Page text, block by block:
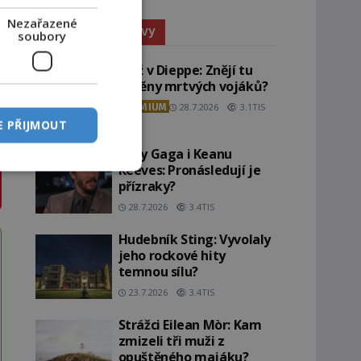
Paranormální jevy
Pláž v Dieppe: Znějí tu
ozvěny mrtvých vojáků?
PREMIUM 28.7.2026 3.1TIS
Lady Gaga i Keanu
Reeves: Pronásledují je
přízraky?
28.7.2026 3.4TIS
Hudebník Sting: Vyvolaly
jeho rockové hity
temnou sílu?
23.7.2026 3.4TIS
Strážci Eilean Mòr: Kam
zmizeli tři muži z
opuštěného majáku?
Nezařazené
soubory
PŘIJMOUT